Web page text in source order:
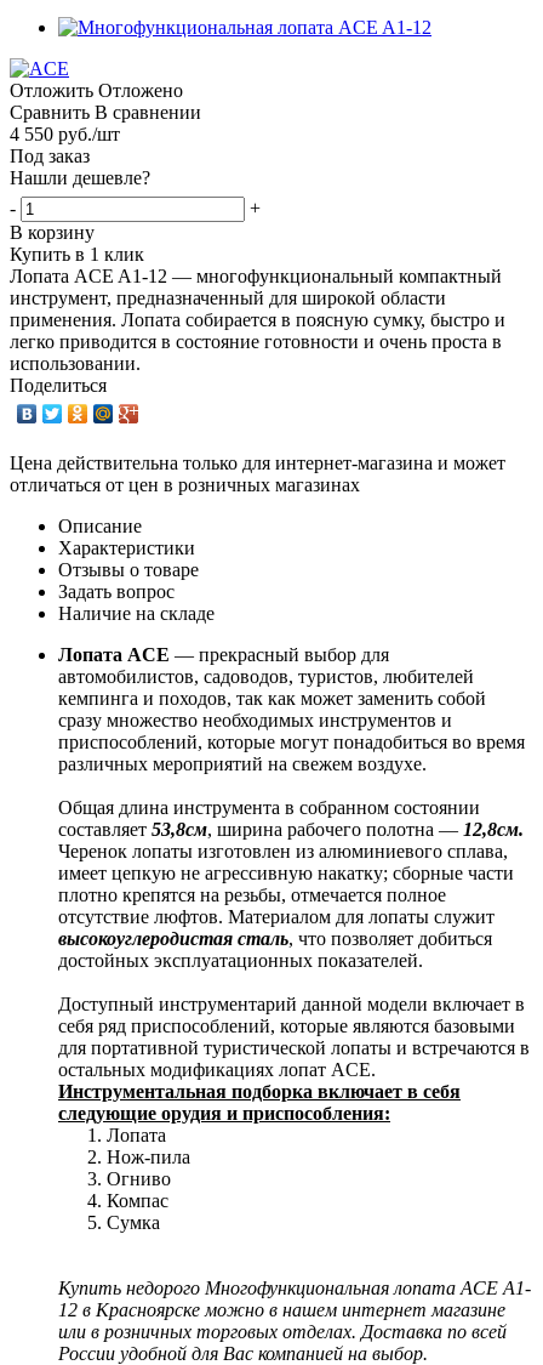
Отложить Отложено
Сравнить В сравнении
4 550 руб./шт
Под заказ
Нашли дешевле?
-
+
В корзину
Купить в 1 клик
Лопата ACE A1-12 — многофункциональный компактный
инструмент, предназначенный для широкой области
применения. Лопата собирается в поясную сумку, быстро и
легко приводится в состояние готовности и очень проста в
использовании.
Поделиться
Цена действительна только для интернет-магазина и может
отличаться от цен в розничных магазинах
Описание
Характеристики
Отзывы о товаре
Задать вопрос
Наличие на складе
Лопата ACE — прекрасный выбор для
автомобилистов, садоводов, туристов, любителей
кемпинга и походов, так как может заменить собой
сразу множество необходимых инструментов и
приспособлений, которые могут понадобиться во время
различных мероприятий на свежем воздухе.
Общая длина инструмента в собранном состоянии
составляет 53,8см, ширина рабочего полотна — 12,8см.
Черенок лопаты изготовлен из алюминиевого сплава,
имеет цепкую не агрессивную накатку; сборные части
плотно крепятся на резьбы, отмечается полное
отсутствие люфтов. Материалом для лопаты служит
высокоуглеродистая сталь, что позволяет добиться
достойных эксплуатационных показателей.
Доступный инструментарий данной модели включает в
себя ряд приспособлений, которые являются базовыми
для портативной туристической лопаты и встречаются в
остальных модификациях лопат ACE.
Инструментальная подборка включает в себя
следующие орудия и приспособления:
Лопата
Нож-пила
Огниво
Компас
Сумка
Купить недорого Многофункциональная лопата ACE A1-
12 в Красноярске можно в нашем интернет магазине
или в розничных торговых отделах. Доставка по всей
России удобной для Вас компанией на выбор.